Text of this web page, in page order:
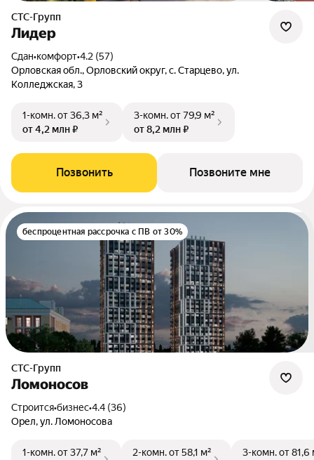
СТС-Групп
Лидер
Сдан•комфорт•4.2 (57)
Орловская обл., Орловский округ, с. Старцево, ул.
Колледжская, 3
1-комн.от 36,3 м²
от 4,2 млн ₽
3-комн.от 79,9 м²
от 8,2 млн ₽
Позвонить Позвоните мне
беспроцентная рассрочка с ПВ от 30%
СТС-Групп
Ломоносов
Строится•бизнес•4.4 (36)
Орел, ул. Ломоносова
1-комн.от 37,7 м²
2-комн.от 58,1 м²
3-комн.от 81,6